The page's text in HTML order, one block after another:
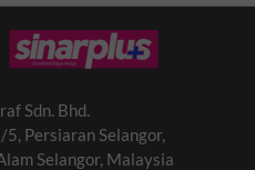
Sdn. Bhd.
Persiaran Selangor,
Selangor, Malaysia